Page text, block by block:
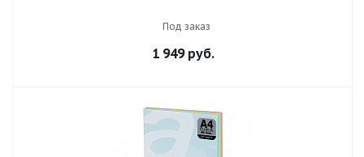
Под заказ
1 949руб.